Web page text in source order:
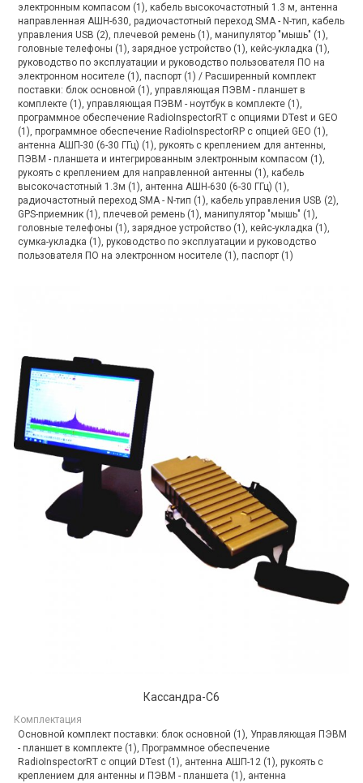
электронным компасом (1), кабель высокочастотный 1.3 м, антенна
направленная АШН-630, радиочастотный переход SMA - N-тип, кабель
управления USB (2), плечевой ремень (1), манипулятор "мышь" (1),
головные телефоны (1), зарядное устройство (1), кейс-укладка (1),
руководство по эксплуатации и руководство пользователя ПО на
электронном носителе (1), паспорт (1) / Расширенный комплект
поставки: блок основной (1), управляющая ПЭВМ - планшет в
комплекте (1), управляющая ПЭВМ - ноутбук в комплекте (1),
программное обеспечение RadioInspectorRT с опциями DTest и GEO
(1), программное обеспечение RadioInspectorRP с опцией GEO (1),
антенна АШП-30 (6-30 ГГц) (1), рукоять с креплением для антенны,
ПЭВМ - планшета и интегрированным электронным компасом (1),
рукоять с креплением для направленной антенны (1), кабель
высокочастотный 1.3м (1), антенна АШН-630 (6-30 ГГц) (1),
радиочастотный переход SMA - N-тип (1), кабель управления USB (2),
GPS-приемник (1), плечевой ремень (1), манипулятор "мышь" (1),
головные телефоны (1), зарядное устройство (1), кейс-укладка (1),
сумка-укладка (1), руководство по эксплуатации и руководство
пользователя ПО на электронном носителе (1), паспорт (1)
Кассандра-С6
Комплектация
Основной комплект поставки: блок основной (1), Управляющая ПЭВМ
- планшет в комплекте (1), Программное обеспечение
RadioInspectorRT с опций DTest (1), антенна АШП-12 (1), рукоять с
креплением для антенны и ПЭВМ - планшета (1), антенна